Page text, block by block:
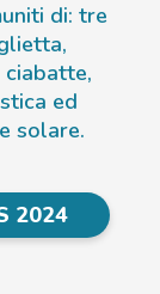
di: tre
ed
solare.
2024